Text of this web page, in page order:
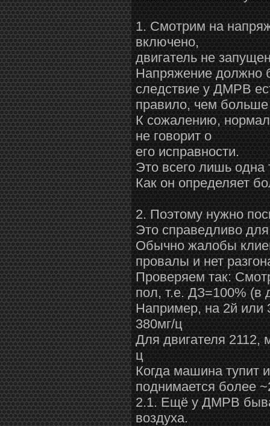
1. Смотрим на
включено,
двигатель не
Напряжение должно
следствие у ДМРВ
правило, чем
К сожалению,
не говорит о
его исправности.
Это всего лишь одна
Как он определяет
2. Поэтому нужно
Это справедливо для
Обычно жалобы
провалы и нет
Проверяем так:
пол, т.е. ДЗ=100% (в
Например, на 2й или
380мг/ц
Для двигателя 2112,
ц
Когда машина тупит
поднимается более
2.1. Ещё у ДМРВ
воздуха.